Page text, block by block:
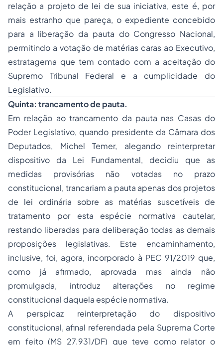
relação a projeto de lei de sua iniciativa, este é, por
mais estranho que pareça, o expediente concebido
para a liberação da pauta do Congresso Nacional,
permitindo a votação de matérias caras ao Executivo,
estratagema que tem contado com a aceitação do
Supremo Tribunal Federal e a cumplicidade do
Legislativo.
Quinta: trancamento de pauta.
Em relação ao trancamento da pauta nas Casas do
Poder Legislativo, quando presidente da Câmara dos
Deputados, Michel Temer, alegando reinterpretar
dispositivo da Lei Fundamental, decidiu que as
medidas provisórias não votadas no prazo
constitucional, trancariam a pauta apenas dos projetos
de lei ordinária sobre as matérias suscetíveis de
tratamento por esta espécie normativa cautelar,
restando liberadas para deliberação todas as demais
proposições legislativas. Este encaminhamento,
inclusive, foi, agora, incorporado à PEC 91/2019 que,
como já afirmado, aprovada mas ainda não
promulgada, introduz alterações no regime
constitucional daquela espécie normativa.
A perspicaz reinterpretação do dispositivo
constitucional, afinal referendada pela Suprema Corte
em feito (MS 27.931/DF) que teve como relator o